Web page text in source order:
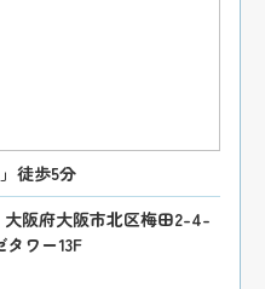
徒歩5分
大阪府大阪市北区梅田2-4-
ワー13F